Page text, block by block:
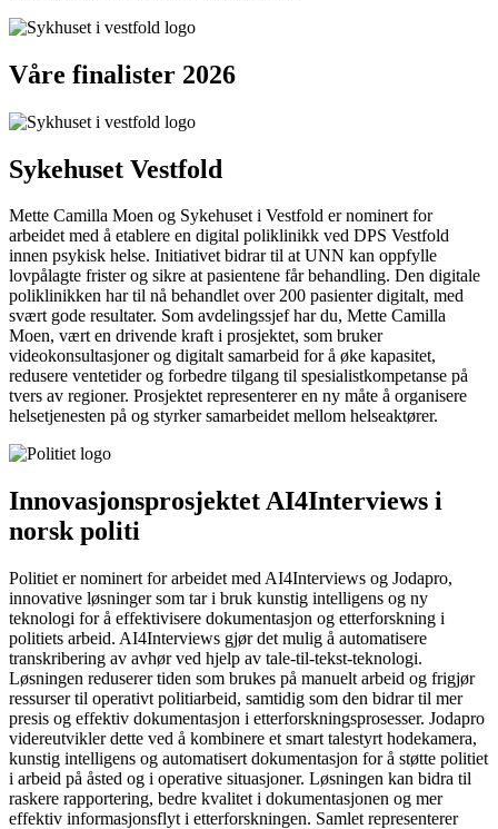
Våre finalister 2026
Sykehuset Vestfold
Mette Camilla Moen og Sykehuset i Vestfold er nominert for
arbeidet med å etablere en digital poliklinikk ved DPS Vestfold
innen psykisk helse. Initiativet bidrar til at UNN kan oppfylle
lovpålagte frister og sikre at pasientene får behandling. Den digitale
poliklinikken har til nå behandlet over 200 pasienter digitalt, med
svært gode resultater. Som avdelingssjef har du, Mette Camilla
Moen, vært en drivende kraft i prosjektet, som bruker
videokonsultasjoner og digitalt samarbeid for å øke kapasitet,
redusere ventetider og forbedre tilgang til spesialistkompetanse på
tvers av regioner. Prosjektet representerer en ny måte å organisere
helsetjenesten på og styrker samarbeidet mellom helseaktører.
Innovasjonsprosjektet AI4Interviews i
norsk politi
Politiet er nominert for arbeidet med AI4Interviews og Jodapro,
innovative løsninger som tar i bruk kunstig intelligens og ny
teknologi for å effektivisere dokumentasjon og etterforskning i
politiets arbeid. AI4Interviews gjør det mulig å automatisere
transkribering av avhør ved hjelp av tale-til-tekst-teknologi.
Løsningen reduserer tiden som brukes på manuelt arbeid og frigjør
ressurser til operativt politiarbeid, samtidig som den bidrar til mer
presis og effektiv dokumentasjon i etterforskningsprosesser. Jodapro
videreutvikler dette ved å kombinere et smart talestyrt hodekamera,
kunstig intelligens og automatisert dokumentasjon for å støtte politiet
i arbeid på åsted og i operative situasjoner. Løsningen kan bidra til
raskere rapportering, bedre kvalitet i dokumentasjonen og mer
effektiv informasjonsflyt i etterforskningen. Samlet representerer